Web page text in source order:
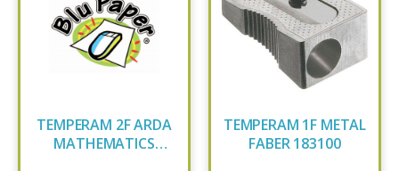
TEMPERAM 2F ARDA
MATHEMATICS
TEMPERAM 1F METAL
FABER 183100